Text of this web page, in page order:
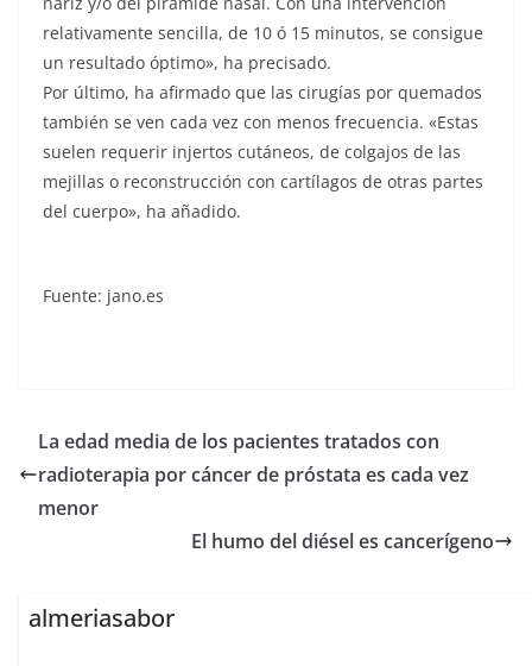
relativamente sencilla, de 10 ó 15 minutos, se consigue
un resultado óptimo», ha precisado.
Por último, ha afirmado que las cirugías por quemados
también se ven cada vez con menos frecuencia. «Estas
suelen requerir injertos cutáneos, de colgajos de las
mejillas o reconstrucción con cartílagos de otras partes
del cuerpo», ha añadido.
Fuente: jano.es
La edad media de los pacientes tratados con
radioterapia por cáncer de próstata es cada vez
menor
El humo del diésel es cancerígeno
almeriasabor